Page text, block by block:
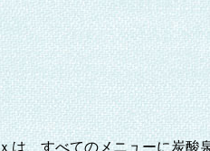
は、すべてのメニューに炭